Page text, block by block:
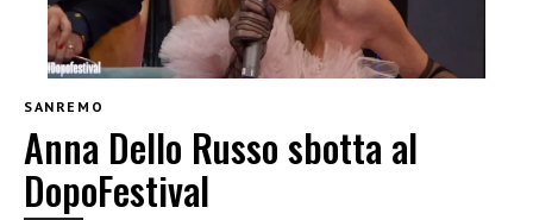
SANREMO
Anna Dello Russo sbotta al
DopoFestival